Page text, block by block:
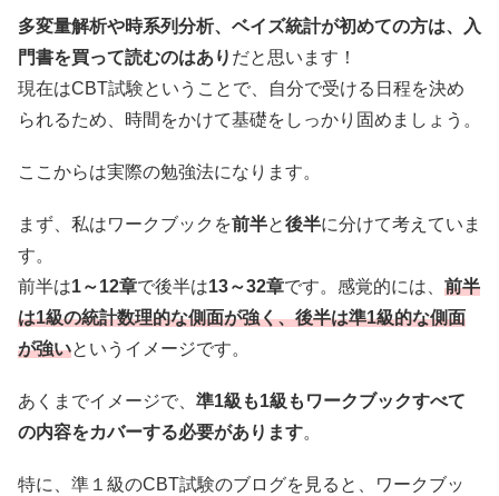
多変量解析や時系列分析、ベイズ統計が初めての方は、入
門書を買って読むのはあり だと思います！
現在はCBT試験ということで、自分で受ける日程を決め
られるため、時間をかけて基礎をしっかり固めましょう。
ここからは実際の勉強法になります。
まず、私はワークブックを前半と後半に分けて考えていま
す。
前半は1～12章で後半は13～32章です。感覚的には、 前半
は1級の統計数理的な側面が強く、後半は準1級的な側面
が強いというイメージです。
あくまでイメージで、 準1級も1級もワークブックすべて
の内容をカバーする必要があります。
特に、準１級のCBT試験のブログを見ると、ワークブッ